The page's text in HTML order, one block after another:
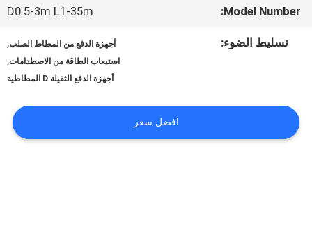
معلومات
جولة
في
Model Number:
D0.5-3m L1-35m
تسليط الضوء: أجهزة الدفع من المطاط الصلب,
استيعاب الطاقة من الاصطدامات,
أجهزة الدفع الثقيلة D المطاطية
افضل سعر